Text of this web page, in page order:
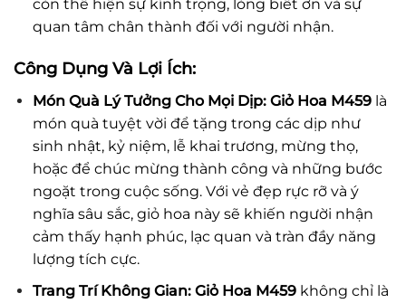
còn thể hiện sự kính trọng, lòng biết ơn và sự
quan tâm chân thành đối với người nhận.
Công Dụng Và Lợi Ích:
Món Quà Lý Tưởng Cho Mọi Dịp: Giỏ Hoa M459là
món quà tuyệt vời để tặng trong các dịp như
sinh nhật, kỷ niệm, lễ khai trương, mừng thọ,
hoặc để chúc mừng thành công và những bước
ngoặt trong cuộc sống. Với vẻ đẹp rực rỡ và ý
nghĩa sâu sắc, giỏ hoa này sẽ khiến người nhận
cảm thấy hạnh phúc, lạc quan và tràn đầy năng
lượng tích cực.
Trang Trí Không Gian: Giỏ Hoa M459không chỉ là